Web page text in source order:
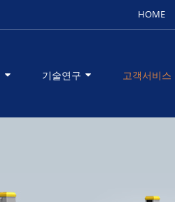
HOME
기술연구 고객서비스